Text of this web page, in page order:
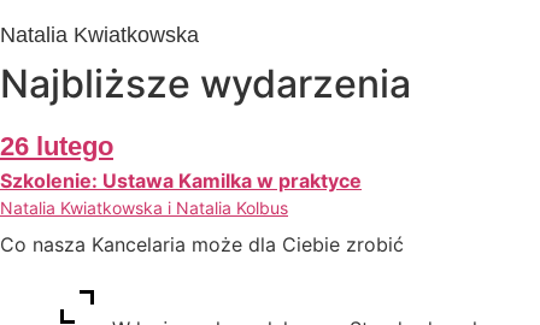
Natalia Kwiatkowska
Najbliższe wydarzenia
26 lutego
Szkolenie: Ustawa Kamilka w praktyce
Natalia Kwiatkowska i Natalia Kolbus
Co nasza Kancelaria może dla Ciebie zrobić